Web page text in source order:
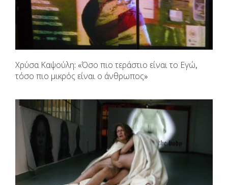
Χρύσα Καψούλη: «Όσο πιο τεράστιο είναι το Εγώ,
τόσο πιο μικρός είναι ο άνθρωπος»